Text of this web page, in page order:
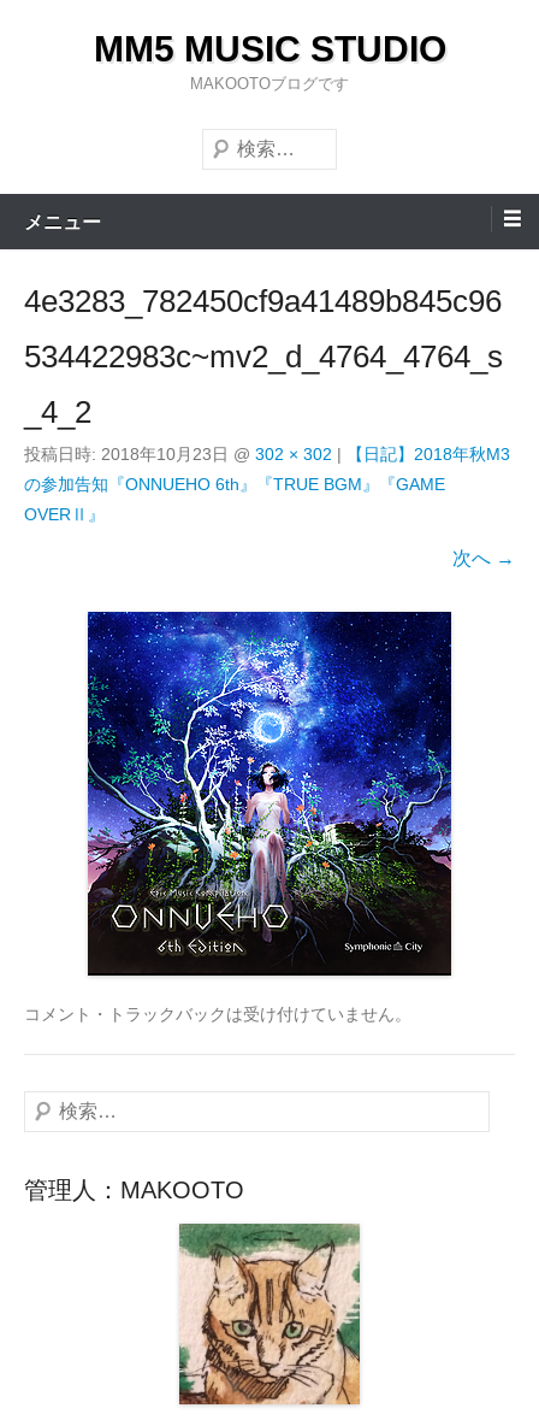
キ
MM5 MUSIC STUDIO
MAKOOTOブログです
検
索
メニュー
4e3283_782450cf9a41489b845c96
534422983c~mv2_d_4764_4764_s
_4_2
投稿日時: 2018年10月23日 @ 302 × 302 |
【日記】2018年秋M3
の参加告知『ONNUEHO 6th』『TRUE BGM』『GAME
OVERⅡ』
次へ →
コメント・トラックバックは受け付けていません。
検
管理人：MAKOOTO